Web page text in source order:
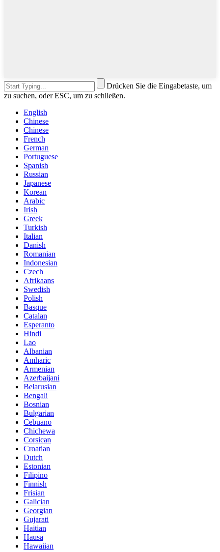
Drücken Sie die Eingabetaste, um
zu suchen, oder ESC, um zu schließen.
English
Chinese
Chinese
French
German
Portuguese
Spanish
Russian
Japanese
Korean
Arabic
Irish
Greek
Turkish
Italian
Danish
Romanian
Indonesian
Czech
Afrikaans
Swedish
Polish
Basque
Catalan
Esperanto
Hindi
Lao
Albanian
Amharic
Armenian
Azerbaijani
Belarusian
Bengali
Bosnian
Bulgarian
Cebuano
Chichewa
Corsican
Croatian
Dutch
Estonian
Filipino
Finnish
Frisian
Galician
Georgian
Gujarati
Haitian
Hausa
Hawaiian